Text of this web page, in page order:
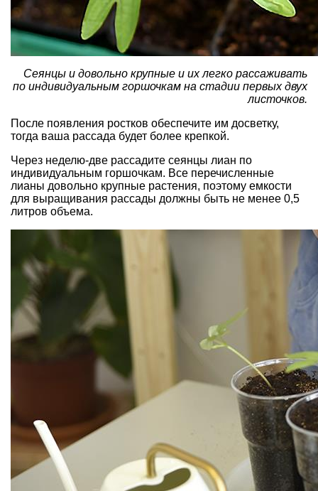
Сеянцы и довольно крупные и их легко рассаживать
по индивидуальным горшочкам на стадии первых двух
листочков.
После появления ростков обеспечите им досветку,
тогда ваша рассада будет более крепкой.
Через неделю-две рассадите сеянцы лиан по
индивидуальным горшочкам. Все перечисленные
лианы довольно крупные растения, поэтому емкости
для выращивания рассады должны быть не менее 0,5
литров объема.